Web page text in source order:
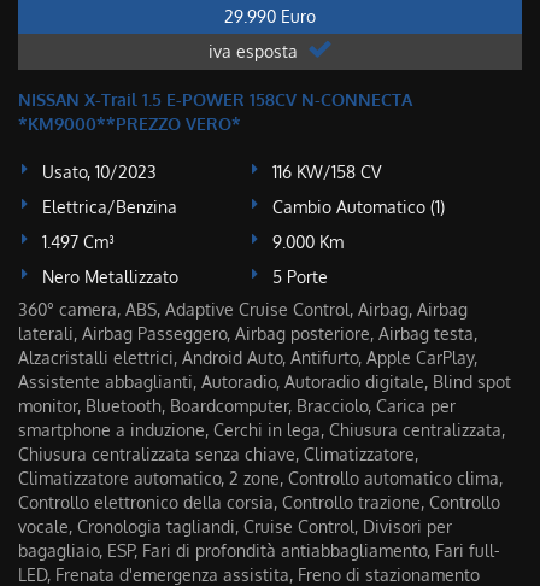
29.990 Euro
iva esposta
NISSAN X-Trail 1.5 E-POWER 158CV N-CONNECTA
*KM9000**PREZZO VERO*
Usato, 10/2023
116 KW/158 CV
Elettrica/Benzina
Cambio Automatico (1)
1.497 Cm³
9.000 Km
Nero Metallizzato
5 Porte
360° camera, ABS, Adaptive Cruise Control, Airbag, Airbag
laterali, Airbag Passeggero, Airbag posteriore, Airbag testa,
Alzacristalli elettrici, Android Auto, Antifurto, Apple CarPlay,
Assistente abbaglianti, Autoradio, Autoradio digitale, Blind spot
monitor, Bluetooth, Boardcomputer, Bracciolo, Carica per
smartphone a induzione, Cerchi in lega, Chiusura centralizzata,
Chiusura centralizzata senza chiave, Climatizzatore,
Climatizzatore automatico, 2 zone, Controllo automatico clima,
Controllo elettronico della corsia, Controllo trazione, Controllo
vocale, Cronologia tagliandi, Cruise Control, Divisori per
bagagliaio, ESP, Fari di profondità antiabbagliamento, Fari full-
LED, Frenata d'emergenza assistita, Freno di stazionamento